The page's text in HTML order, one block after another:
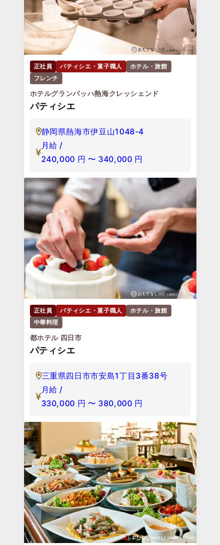
正社員 パティシエ・菓子職人
ホテル・旅館
フレンチ
ホテルグランバッハ熱海クレッシェンド
パティシエ
静岡県熱海市伊豆山1048-4
月給 /
240,000 円 〜 340,000 円
正社員 パティシエ・菓子職人
ホテル・旅館
中華料理
都ホテル 四日市
パティシエ
三重県四日市市安島1丁目3番38号
月給 /
330,000 円 〜 380,000 円